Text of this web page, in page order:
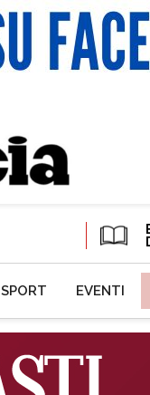
SPORT EVENTI